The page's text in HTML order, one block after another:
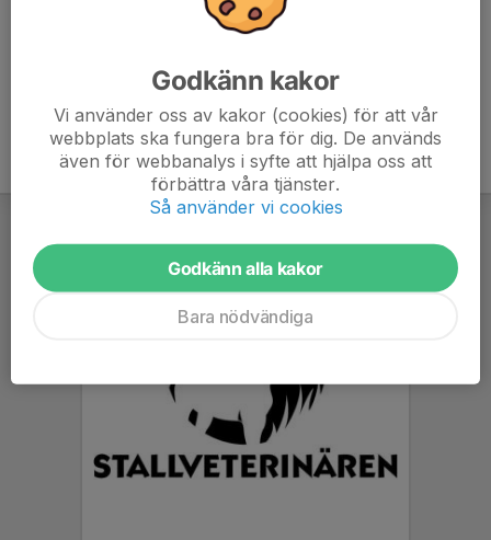
Godkänn kakor
Vi använder oss av kakor (cookies) för att vår
webbplats ska fungera bra för dig. De används
även för webbanalys i syfte att hjälpa oss att
förbättra våra tjänster.
Så använder vi cookies
Godkänn alla kakor
Bara nödvändiga